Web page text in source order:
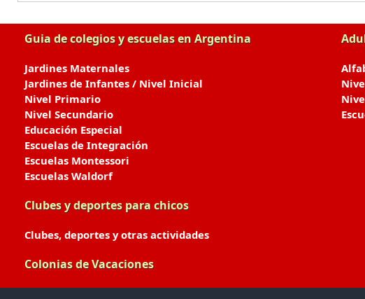
Guia de colegios y escuelas en Argentina
Jardines Maternales
Jardines de Infantes / Nivel Inicial
Nivel Primario
Nivel Secundario
Educación Especial
Escuelas de Integración
Escuelas Montessori
Escuelas Waldorf
Clubes y deportes para chicos
Clubes, deportes y otras actividades
Colonias de Vacaciones